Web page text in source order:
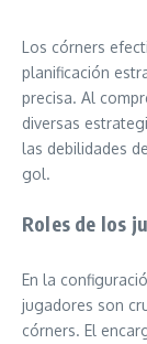
Los córners
planificación
precisa. Al
diversas
las debilidades
gol.
Roles de los
En la
jugadores son
córners. El